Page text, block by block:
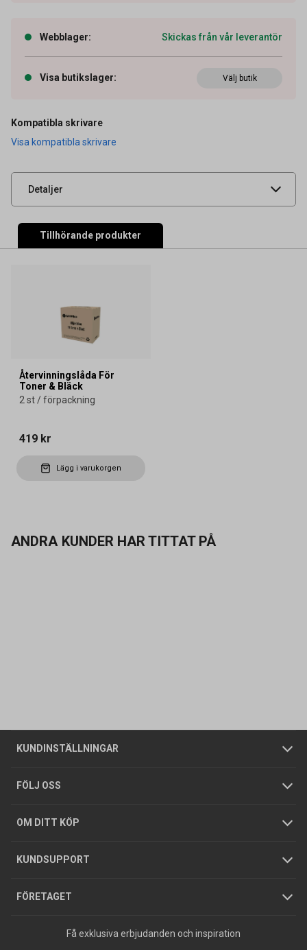
Webblager: Skickas från vår leverantör
Visa butikslager: Välj butik
Kompatibla skrivare
Visa kompatibla skrivare
Detaljer
Typ
Leverantörens
UNSPSC 44103103
Tillhörande produkter
Återvinningslåda För
Toner & Bläck
2 st / förpackning
419 kr
Lägg i varukorgen
ANDRA KUNDER HAR TITTAT PÅ
KUNDINSTÄLLNINGAR
Företagskund / Privatkund
FÖLJ OSS
OM DITT KÖP
Allmänna försäljningsvillkor
Integritetspolicy
GDPR
KUNDSUPPORT
Butiker
Foldrar och kataloger
Köpguider
Varumärken
FÖRETAGET
Om oss
Tjänster
Hållbarhet
Jobba hos oss
Press
Få exklusiva erbjudanden och inspiration